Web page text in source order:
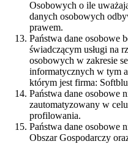
Osobowych o ile
danych osobowych
prawem.
Państwa dane osobowe
świadczącym usługi na
osobowych w zakresie
informatycznych w tym
którym jest firma:
Państwa dane osobowe
zautomatyzowany w
profilowania.
Państwa dane osobowe
Obszar Gospodarczy